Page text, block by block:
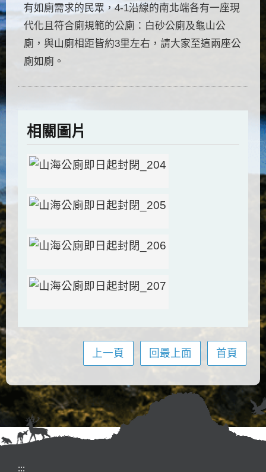
有如廁需求的民眾，4-1沿線的南北端各有一座現
代化且符合廁規範的公廁：白砂公廁及龜山公
廁，與山廁相距皆約3里左右，請大家至這兩座公
廁如廁。
相關圖片
上一頁 回最上面 首頁
:::